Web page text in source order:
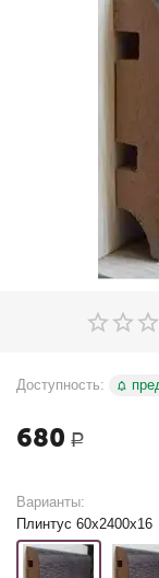
Доступность:
680 Р
Варианты:
Плинтус 60х2400х16